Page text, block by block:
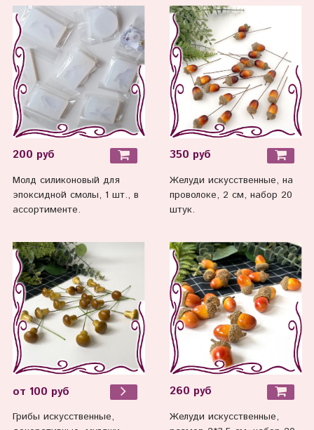
200 руб
Молд силиконовый для
эпоксидной смолы, 1 шт., в
ассортименте.
350 руб
Желуди искусственные, на
проволоке, 2 см, набор 20
штук.
от 100 руб
Грибы искусственные,
260 руб
Желуди искусственные,